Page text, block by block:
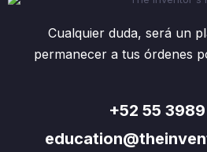
Cualquier duda, será un
permanecer a tus órdenes
+52 55 3989